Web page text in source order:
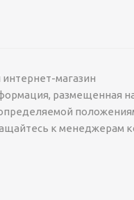
магазин
размещенная
к менеджерам